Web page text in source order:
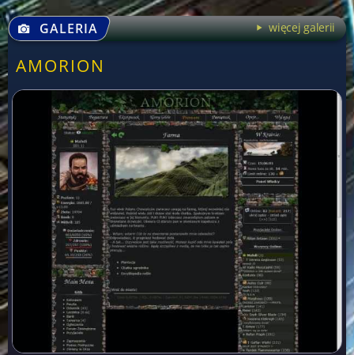
GALERIA więcej galerii
AMORION